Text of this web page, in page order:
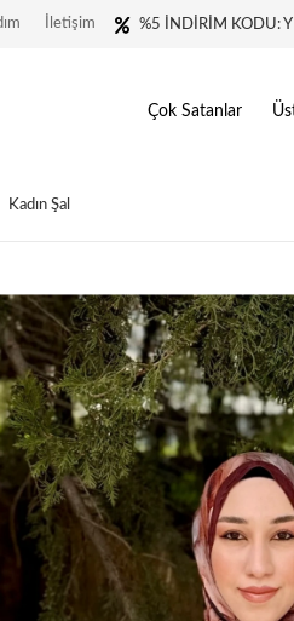
%5 İNDİRİM KODU:
İletişim
Çok Satanlar
Kadın Şal